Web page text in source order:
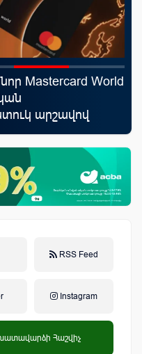
Mastercard World
արշավով
RSS Feed
Instagram
Հաշվիչ